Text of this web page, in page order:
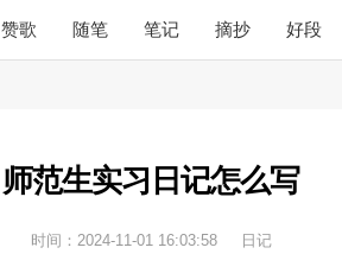
赞歌 随笔 笔记 摘抄 好段
师范生实习日记怎么写
时间： 2024-11-01 16:03:58 日记